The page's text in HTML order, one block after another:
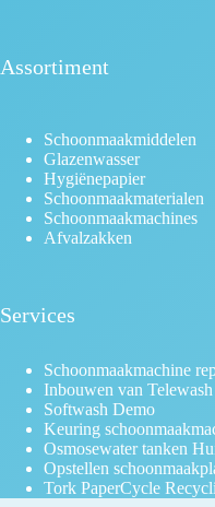
Assortiment
Schoonmaakmiddelen
Glazenwasser
Hygiënepapier
Schoonmaakmaterialen
Schoonmaakmachines
Afvalzakken
Services
Schoonmaakmachine
Inbouwen van Telewash
Softwash Demo
Keuring
Osmosewater tanken
Opstellen
Tork PaperCycle